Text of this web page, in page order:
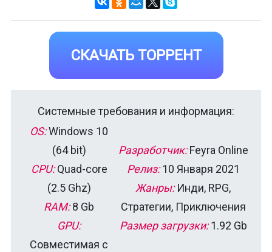
СКАЧАТЬ ТОРРЕНТ
Системные требования и информация:
OS:Windows 10
(64 bit)
CPU:Quad-core
(2.5 Ghz)
RAM:8 Gb
GPU:
Совместимая с
Разработчик:Feyra Online
Релиз:10 Января 2021
Жанры:Инди, RPG,
Стратегии, Приключения
Размер загрузки:1.92 Gb